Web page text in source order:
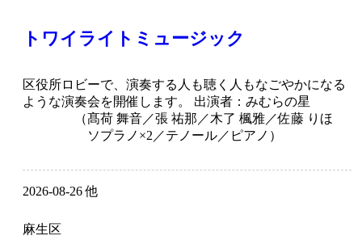
トワイライトミュージック
区役所ロビーで、演奏する人も聴く人もなごやかになる
ような演奏会を開催します。 出演者：みむらの星
（髙荷 舞音／張 祐那／木了 楓雅／佐藤 りほ
ソプラノ×2／テノール／ピアノ）
2026-08-26 他
麻生区